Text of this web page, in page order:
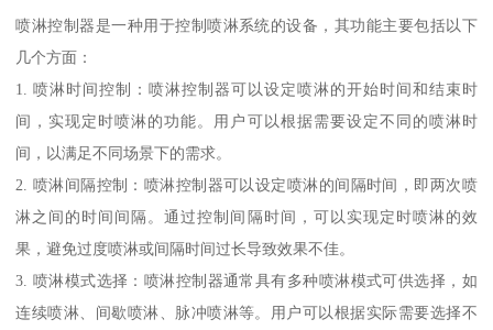
喷淋控制器是一种用于控制喷淋系统的设备，其功能主要包括以下
几个方面：
1. 喷淋时间控制：喷淋控制器可以设定喷淋的开始时间和结束时
间，实现定时喷淋的功能。用户可以根据需要设定不同的喷淋时
间，以满足不同场景下的需求。
2. 喷淋间隔控制：喷淋控制器可以设定喷淋的间隔时间，即两次喷
淋之间的时间间隔。通过控制间隔时间，可以实现定时喷淋的效
果，避免过度喷淋或间隔时间过长导致效果不佳。
3. 喷淋模式选择：喷淋控制器通常具有多种喷淋模式可供选择，如
连续喷淋、间歇喷淋、脉冲喷淋等。用户可以根据实际需要选择不